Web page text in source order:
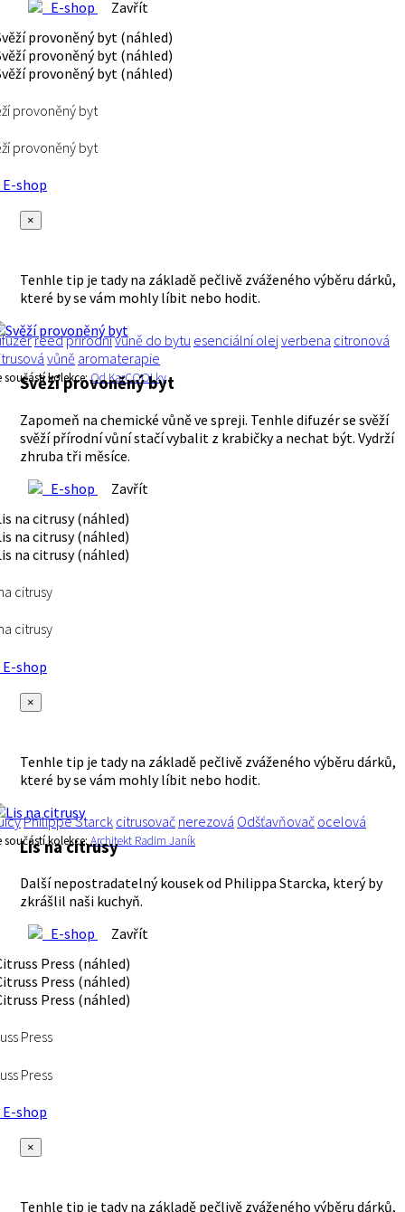
E-shop Zavřít
provoněný byt
provoněný byt
shop
×
Tenhle tip je tady na základě pečlivě zváženého výběru dárků,
které by se vám mohly líbit nebo hodit.
reedpřírodnívůně do bytu esenciální olejverbena citronová
vůně aromaterapie
součástí kolekce:Od KarCOOLky
Svěží provoněný byt
Zapomeň na chemické vůně ve spreji. Tenhle difuzér se svěží
svěží přírodní vůní stačí vybalit z krabičky a nechat být. Vydrží
zhruba tři měsíce.
E-shop
Zavřít
citrusy
citrusy
shop
×
Tenhle tip je tady na základě pečlivě zváženého výběru dárků,
které by se vám mohly líbit nebo hodit.
Philippe Starck citrusovač nerezová Odšťavňovač ocelová
součástí kolekce:Architekt Radim Janík
Lis na citrusy
Další nepostradatelný kousek od Philippa Starcka, který by
zkrášlil naši kuchyň.
E-shop
Zavřít
Press
Press
shop
×
Tenhle tip je tady na základě pečlivě zváženého výběru dárků,